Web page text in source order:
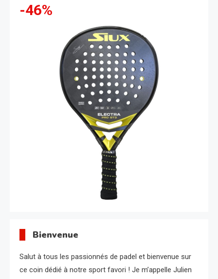
-46%
Bienvenue
Salut à tous les passionnés de padel et bienvenue sur
ce coin dédié à notre sport favori ! Je m’appelle Julien